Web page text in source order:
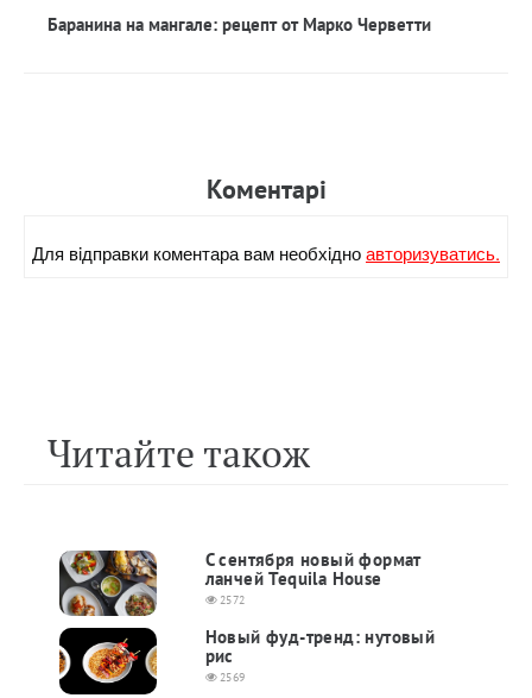
Баранина на мангале: рецепт от Марко Черветти
Коментарi
Для вiдправки коментара вам необхiдноавторизуватись.
Читайте також
С сентября новый формат
ланчей Tequila House
2572
Новый фуд-тренд: нутовый
рис
2569